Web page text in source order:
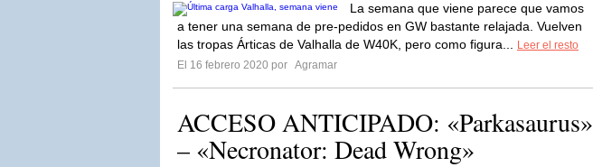
La semana que viene parece que vamos
a tener una semana de pre-pedidos en GW bastante relajada. Vuelven
las tropas Árticas de Valhalla de W40K, pero como figura...
Leer el resto
El 16 febrero 2020 por Agramar
ACCESO ANTICIPADO: «Parkasaurus»
– «Necronator: Dead Wrong»